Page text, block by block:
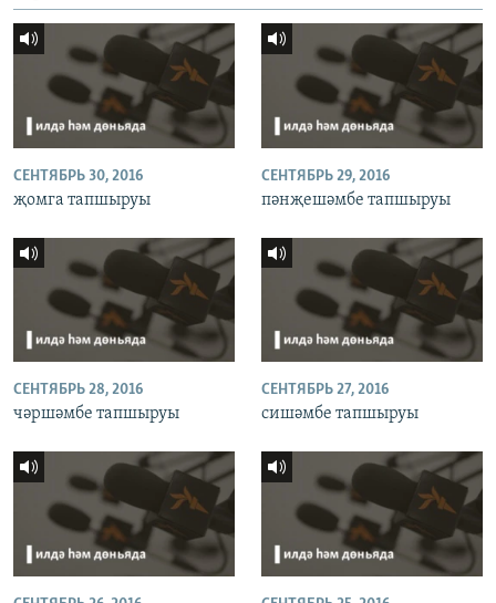
СЕНТЯБРЬ 30, 2016
җомга тапшыруы
СЕНТЯБРЬ 29, 2016
пәнҗешәмбе тапшыруы
СЕНТЯБРЬ 28, 2016
чәршәмбе тапшыруы
СЕНТЯБРЬ 27, 2016
сишәмбе тапшыруы